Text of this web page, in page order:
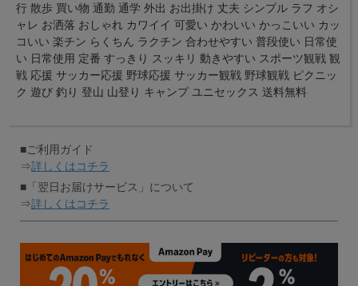
行 散歩 買い物 通勤 通学 外出 お出掛け 丈夫 シンプル ラフ オシ
ャレ お洒落 おしゃれ カワイイ 可愛い かわいい かっこいい カッ
コいい 楽チン らくちん ラクチン 合わせやすい 普段使い 日常使
い 日常使用 定番 すっきり スッキリ 動きやすい スポーツ観戦 観
戦 応援 サッカー応援 野球応援 サッカー観戦 野球観戦 ピクニッ
ク 遊び 釣り 登山 山登り キャンプ ユニセックス 送料無料
■ご利用ガイド
⇒詳しくはコチラ
■「翌日お届けサービス」について
⇒詳しくはコチラ